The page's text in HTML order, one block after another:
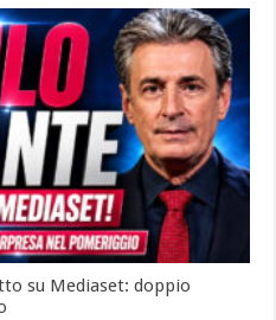
su Mediaset: doppio